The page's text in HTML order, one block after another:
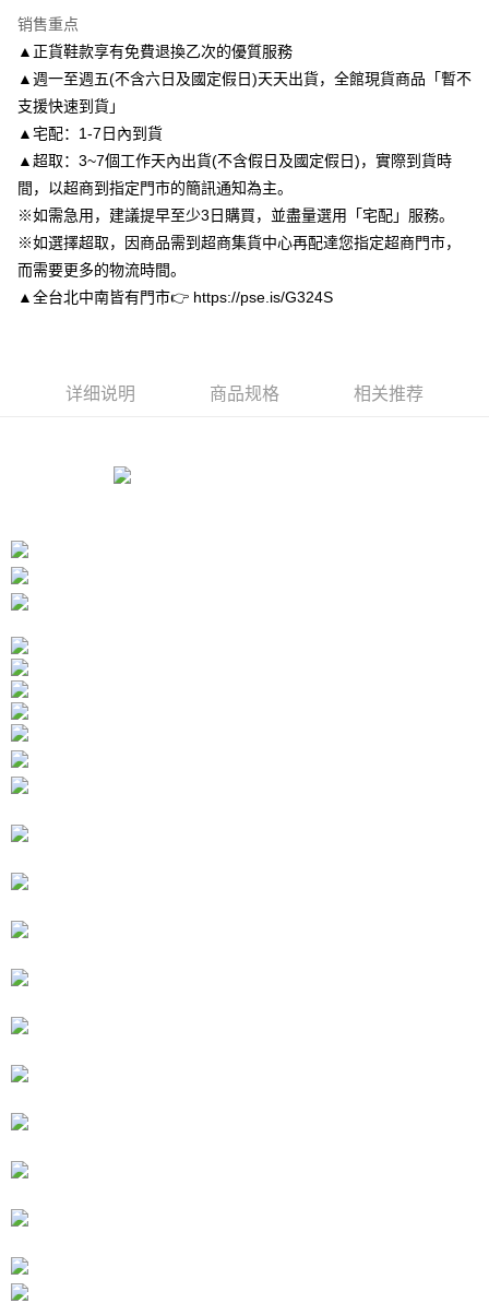
元大商业银行
台新国际商业银行
中国信托商业银行
台湾乐天信用卡公司
联邦商业银行
元大商业银行
永丰商业银行
玉山商业银行
星展（台湾）商业银行
台新国际商业银行
台湾乐天信用卡公司
悠遊付
Google Pay
一、關於 AFTEE先享後付
1. 於付款方式選擇AFTEE先享後付，將跳出AFTEE先享後付手機驗證視
窗。
2. 進行簡訊驗證之後，即可完成結帳手續。
3. 訂單確認後不需事先繳費，商品會配送至您的指定地址。
4. 下訂完成後，您的手機會收到一封繳費通知簡訊，APP會員則會收到
AFTEE APP推播通知。
5. 收到商品當下無需繳費，確認無誤後，請再利用繳費通知簡訊或AFTEE
APP於四大便利商店‧ATM/網銀等方式進行付款。
繳費期限，為商家向您請款的時間，再加上使用AFTEE可延長的天數所計算
2. 結帳金額須大於NT$30
3. 目前僅支援台灣會員
「AFTEE先享後付」(下稱本服務)乃由恩沛科技股份有限公司(下稱 AFTEE )
所提供，並由 AFTEE 向您收取款項。因使用本服務所須提供之個人資料(包
含但不限於訂購人姓名、電話，收件人姓名、電話、收件地址)，將交付予
AFTEE 於本服務必要服務範圍內運用。關於 AFTEE 對於個人資料之蒐集、
處理、利用，詳參 AFTEE 官網之『個人資料蒐集、處理及利用告知聲明』
（
未成年的使用者，請事先徵得法定代理人或監護人之同意方可使用
繫恩沛科技股份有限公司。若您不同意我們將上開所示之個人資料，連同必
要之購買訂單資訊提供予 AFTEE ，或讓 AFTEE 蒐集處理利用您的個人資
ATM付款
运送方式
付款後全家取貨
每笔NT$80，满NT$3,000(含以上)免运费
销售重点
▲正貨鞋款享有免費退換乙次的優質服務
▲週一至週五(不含六日及國定假日)天天出貨，全館現貨商品「暫不
支援快速到貨」
▲宅配：1-7日內到貨
▲超取：3~7個工作天內出貨(不含假日及國定假日)，實際到貨時
間，以超商到指定門市的簡訊通知為主。
※如需急用，建議提早至少3日購買，並盡量選用「宅配」服務。
※如選擇超取，因商品需到超商集貨中心再配達您指定超商門市，
而需要更多的物流時間。
▲全台北中南皆有門市👉 https://pse.is/G324S
详细说明 商品规格 相关推荐